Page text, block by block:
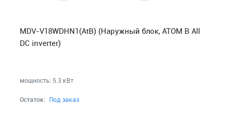
MDV-V18WDHN1(AtB) (Наружный блок, ATOM B All
DC inverter)
мощность: 5.3 кВт
Остаток: Под заказ